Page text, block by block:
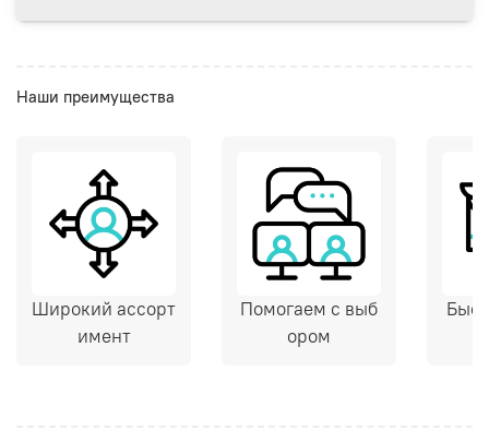
Наши преимущества
Широкий ассорт
имент
Помогаем с выб
ором